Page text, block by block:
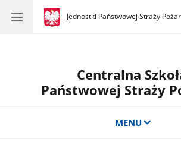
gov.pl
Jednostki Państwowej Straży
gov.pl
Jednostki
Centralna
Państwowej Straży
MENU